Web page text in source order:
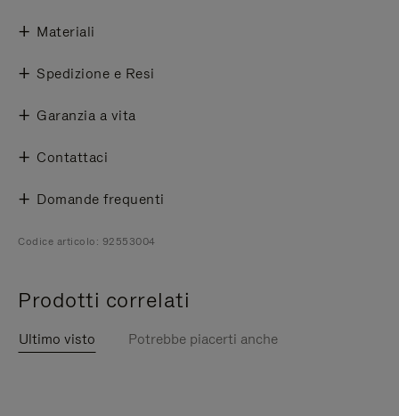
Materiali
Spedizione e Resi
Garanzia a vita
Contattaci
Domande frequenti
Codice articolo: 92553004
Prodotti correlati
Ultimo visto Potrebbe piacerti anche